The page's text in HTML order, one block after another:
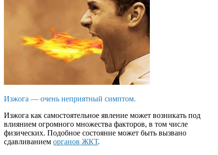
Изжога — очень неприятный симптом.
Изжога как самостоятельное явление может возникать под
влиянием огромного множества факторов, в том числе
физических. Подобное состояние может быть вызвано
сдавливанием органов ЖКТ.